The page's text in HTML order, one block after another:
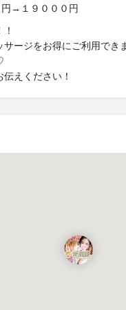
→１９０００円
サージをお得にご利用でき
えください！